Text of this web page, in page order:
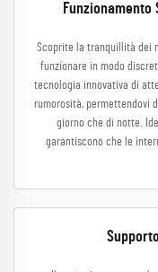
Scoprite la tranquillità dei
funzionare in modo
tecnologia innovativa di
rumorosità, permettendovi
giorno che di notte.
garantiscono che le